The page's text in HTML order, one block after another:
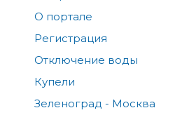
О портале
Регистрация
Отключение воды
Купели
Зеленоград - Москва